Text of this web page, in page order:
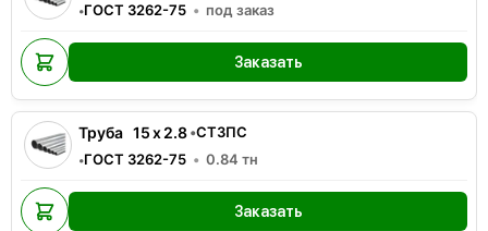
•ГОСТ 3262-75 под заказ
Заказать
Труба 15x2.8•СТ3ПС
•ГОСТ 3262-75 0.84 тн
Заказать